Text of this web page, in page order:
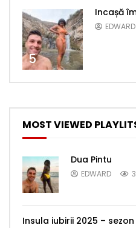
5
Incașă
EDWARD
MOST VIEWED
Dua Pintu
EDWARD
Insula iubirii 2025 – sezon